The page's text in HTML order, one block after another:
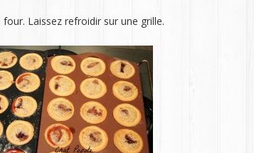
Laissez refroidir sur une grille.